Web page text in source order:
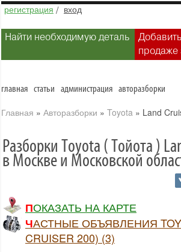
регистрация / вход
Найти необходимую деталь
продаже
главная статьи администрация авторазборки
Главная » Авторазборки » Toyota » Land
Разборки Toyota ( Тойота )
в Москве и Московской
ПОКАЗАТЬ НА КАРТЕ
ЧАСТНЫЕ ОБЪЯВЛЕНИЯ TOYOTA (LAND
CRUISER 200) (3)